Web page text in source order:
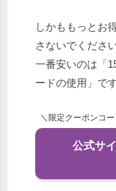
しかももっとお
さないでください
一番安いのは「
ードの使用」で
＼限定クーポンコー
公式サ